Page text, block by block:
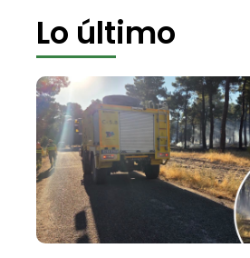
Lo último